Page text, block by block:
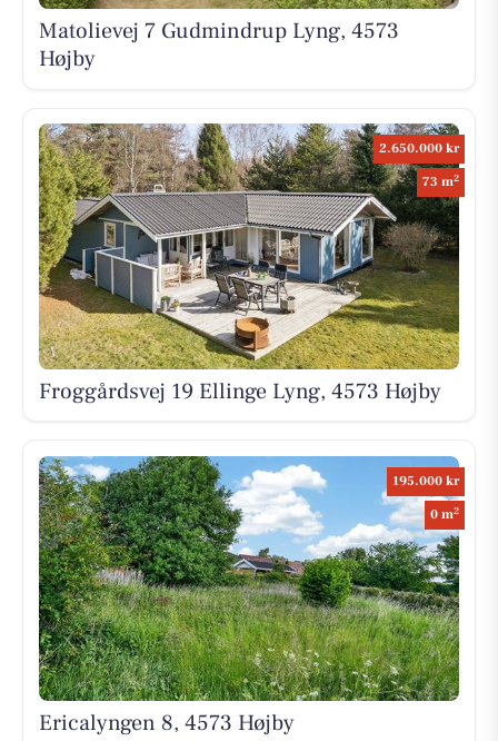
Matolievej 7 Gudmindrup Lyng, 4573
Højby
2.650.000 kr
73 m2
Froggårdsvej 19 Ellinge Lyng, 4573 Højby
195.000 kr
0 m2
Ericalyngen 8, 4573 Højby